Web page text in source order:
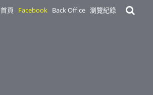
首頁 Facebook Back Office 瀏覽紀錄